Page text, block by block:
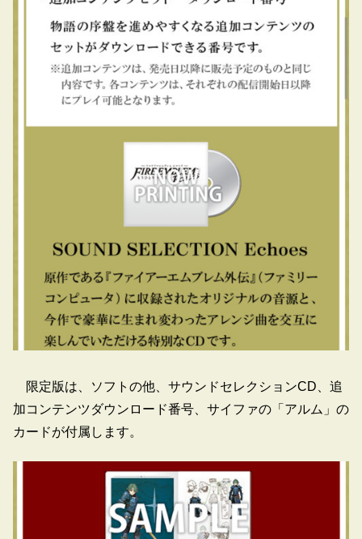
限定版は、ソフトの他、サウンドセレクションCD、追
加コンテンツダウンロード番号、サイファの「アルム」の
カードが付属します。